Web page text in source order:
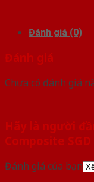
Đánh giá (0)
Đánh giá
Chưa có đánh giá
Hãy là người
Composite SGD
Đánh giá của bạn